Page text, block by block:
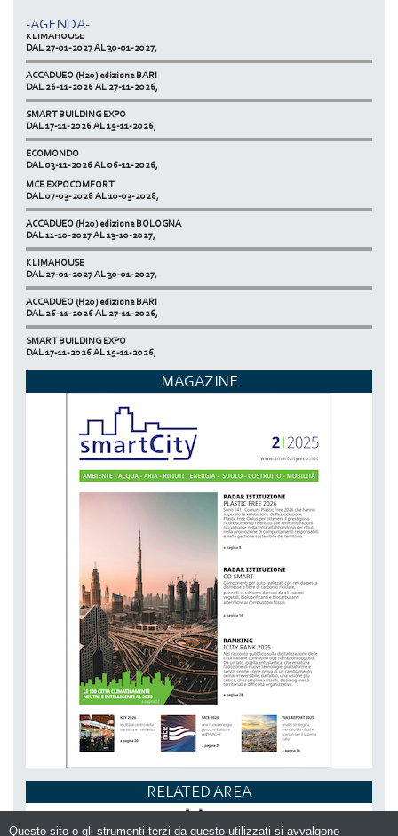
-AGENDA-
KLIMAHOUSE
DAL 27-01-2027 AL 30-01-2027,
ACCADUEO (H20) edizione BARI
DAL 26-11-2026 AL 27-11-2026,
SMART BUILDING EXPO
DAL 17-11-2026 AL 19-11-2026,
ECOMONDO
DAL 03-11-2026 AL 06-11-2026,
NETZERO MILAN - EXPO SUMMIT
DAL 20-10-2026 AL 22-10-2026,
MCE EXPOCOMFORT
DAL 07-03-2028 AL 10-03-2028,
ACCADUEO (H20) edizione BOLOGNA
DAL 11-10-2027 AL 13-10-2027,
KLIMAHOUSE
DAL 27-01-2027 AL 30-01-2027,
ACCADUEO (H20) edizione BARI
DAL 26-11-2026 AL 27-11-2026,
SMART BUILDING EXPO
DAL 17-11-2026 AL 19-11-2026,
NETZERO MILAN - EXPO SUMMIT
DAL 20-10-2026 AL 22-10-2026,
MAGAZINE
RELATED AREA
Questo sito o gli strumenti terzi da questo utilizzati si avvalgono